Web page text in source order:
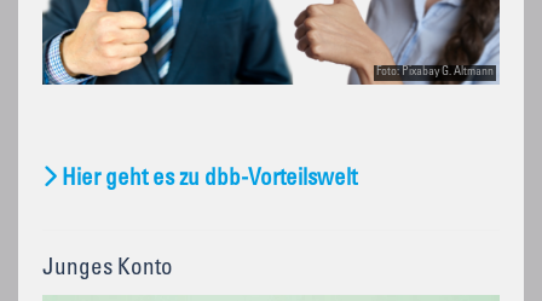
Foto: Pixabay G. Altmann
Hier geht es zu dbb-Vorteilswelt
Junges Konto